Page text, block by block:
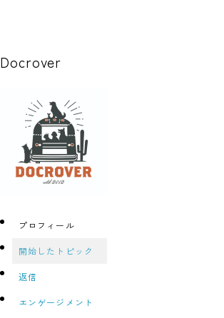
犬の幼稚園
パピーレッスン
ドッグスポーツ
Docrover
プロフィール
開始したトピック
返信
エンゲージメント